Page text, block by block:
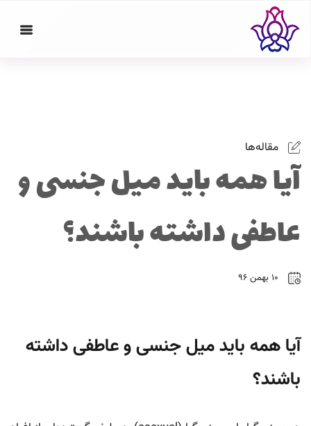
مقاله‌ها
آیا همه باید میل جنسی و
عاطفی داشته باشند؟
آیا همه باید میل جنسی و عاطفی داشته
باشند؟